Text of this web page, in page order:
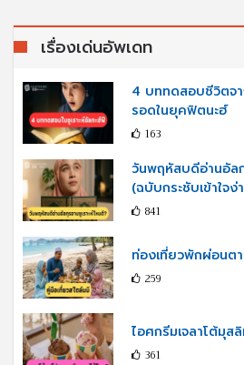
เรื่องเด่นอัพเดท
4 บททดสอบชีวิตจ
รอดในยุคฟิตนะฮ์
163
วันพฤหัสบดีอ่านอัลกุ
(ฉบับกระชับเข้าใจง่
841
ท่องเที่ยวพักผ่อนต
259
ไอศกรีมเจลาโต้มุส
361